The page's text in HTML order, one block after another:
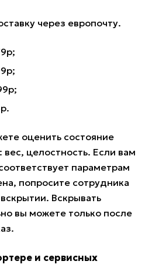
через европочту.
оценить состояние
вес, целостность. Если вам
параметрам
попросите сотрудника
Вскрывать
вы можете только после
и сервисных